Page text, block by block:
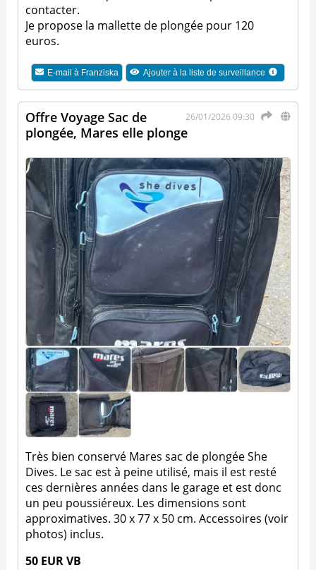
contacter.
Je propose la mallette de plongée pour 120
euros.
E-mail à Franziska Ajouter à la liste de surveillance
26/01/2026 09:30
Offre Voyage Sac de
plongée, Mares elle plonge
Très bien conservé Mares sac de plongée She
Dives. Le sac est à peine utilisé, mais il est resté
ces dernières années dans le garage et est donc
un peu poussiéreux. Les dimensions sont
approximatives. 30 x 77 x 50 cm. Accessoires (voir
photos) inclus.
50 EUR VB